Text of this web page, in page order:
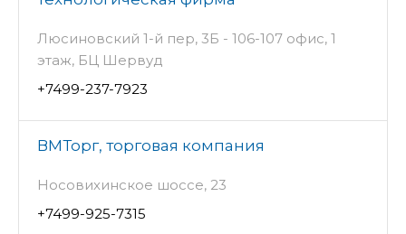
Люсиновский 1-й пер, 3Б - 106-107 офис, 1
этаж, БЦ Шервуд
+7499-237-7923
ВМТорг, торговая компания
Носовихинское шоссе, 23
+7499-925-7315